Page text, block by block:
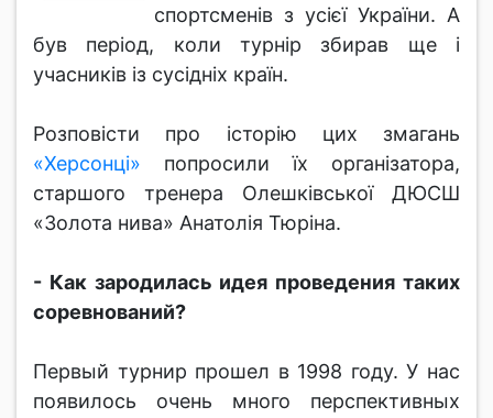
спортсменів з усієї України. А
був період, коли турнір збирав ще і
учасників із сусідніх країн.
Розповісти про історію цих змагань
«Херсонці» попросили їх організатора,
старшого тренера Олешківської ДЮСШ
«Золота нива» Анатолія Тюріна.
- Как зародилась идея проведения таких
соревнований?
Первый турнир прошел в 1998 году. У нас
появилось очень много перспективных